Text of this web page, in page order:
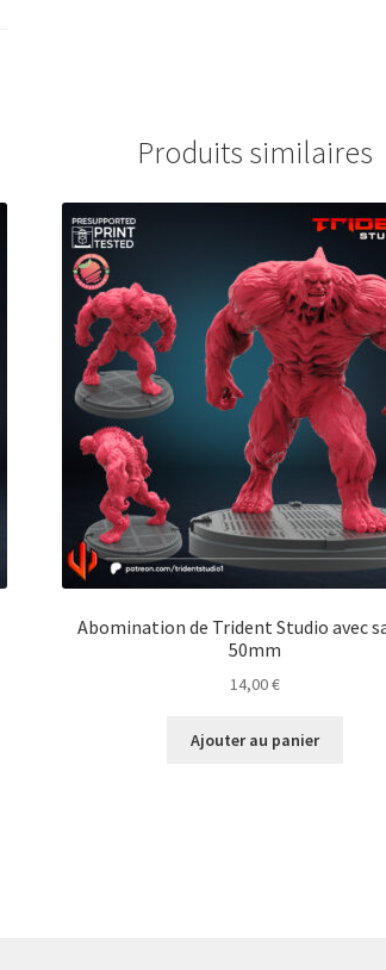
Produits similaires
Abomination de Trident Studio avec
50mm
14,00€
Ajouter au panier